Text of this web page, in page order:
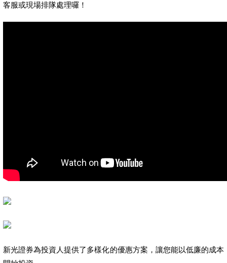
客服或現場排隊處理囉！
新光證券為投資人提供了多樣化的優惠方案，讓您能以低廉的成本